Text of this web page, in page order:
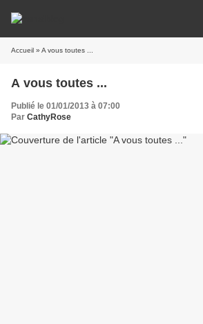
Accueil » A vous toutes ...
A vous toutes ...
Publié le 01/01/2013 à 07:00
Par CathyRose